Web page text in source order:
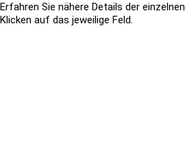
Erfahren Sie nähere Details der
Klicken auf das jeweilige Feld.